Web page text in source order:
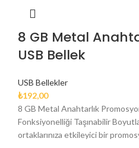
8 GB Metal
USB Bellek
USB Bellekler
₺192,00
8 GB Metal Anahtarlık
Fonksiyonelliği Taşınabilir
ortaklarınıza etkileyici bir